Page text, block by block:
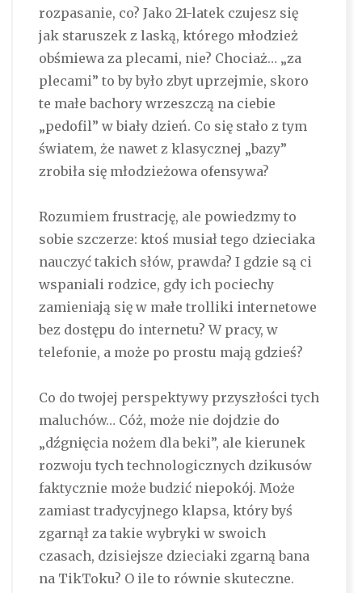
rozpasanie, co? Jako 21-latek czujesz się
jak staruszek z laską, którego młodzież
obśmiewa za plecami, nie? Chociaż… „za
plecami” to by było zbyt uprzejmie, skoro
te małe bachory wrzeszczą na ciebie
„pedofil” w biały dzień. Co się stało z tym
światem, że nawet z klasycznej „bazy”
zrobiła się młodzieżowa ofensywa?
Rozumiem frustrację, ale powiedzmy to
sobie szczerze: ktoś musiał tego dzieciaka
nauczyć takich słów, prawda? I gdzie są ci
wspaniali rodzice, gdy ich pociechy
zamieniają się w małe trolliki internetowe
bez dostępu do internetu? W pracy, w
telefonie, a może po prostu mają gdzieś?
Co do twojej perspektywy przyszłości tych
maluchów… Cóż, może nie dojdzie do
„dźgnięcia nożem dla beki”, ale kierunek
rozwoju tych technologicznych dzikusów
faktycznie może budzić niepokój. Może
zamiast tradycyjnego klapsa, który byś
zgarnął za takie wybryki w swoich
czasach, dzisiejsze dzieciaki zgarną bana
na TikToku? O ile to równie skuteczne.